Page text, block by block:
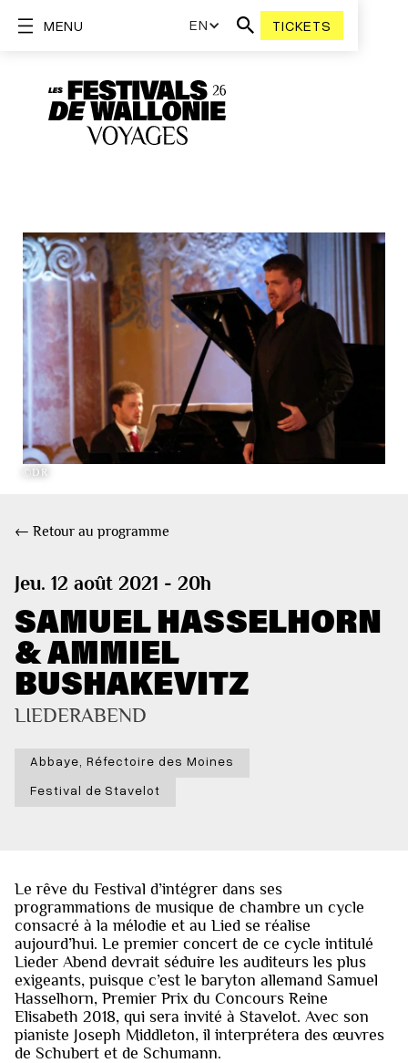
EN TICKETS
MENU
©DR
← Retour au programme
Jeu. 12 août 2021 - 20h
SAMUEL HASSELHORN
& AMMIEL
BUSHAKEVITZ
LIEDERABEND
Abbaye, Réfectoire des Moines
Festival de Stavelot
Le rêve du Festival d’intégrer dans ses
programmations de musique de chambre un cycle
consacré à la mélodie et au Lied se réalise
aujourd’hui. Le premier concert de ce cycle intitulé
Lieder Abend devrait séduire les auditeurs les plus
exigeants, puisque c’est le baryton allemand Samuel
Hasselhorn, Premier Prix du Concours Reine
Elisabeth 2018, qui sera invité à Stavelot. Avec son
pianiste Joseph Middleton, il interprétera des œuvres
de Schubert et de Schumann.